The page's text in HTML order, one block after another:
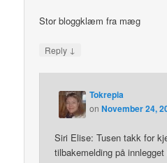
Stor bloggklæm fra mæg
Reply ↓
Tokrepia
onNovember 24,
Siri Elise: Tusen takk for
tilbakemelding på